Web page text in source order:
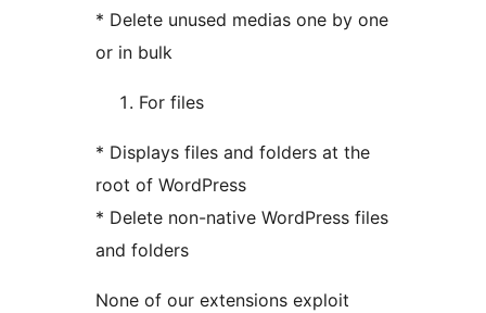
* Delete unused medias one by one
or in bulk
For files
* Displays files and folders at the
root of WordPress
* Delete non-native WordPress files
and folders
None of our extensions exploit